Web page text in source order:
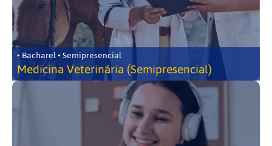
• Bacharel • Semipresencial
Medicina Veterinária (Semipresencial)